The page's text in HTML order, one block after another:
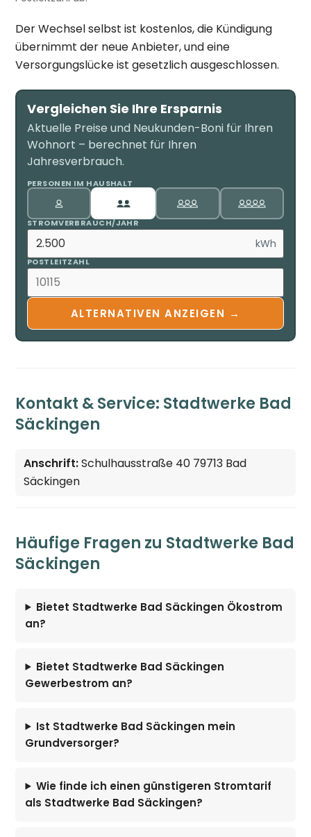
Der Wechsel selbst ist kostenlos, die Kündigung
übernimmt der neue Anbieter, und eine
Versorgungslücke ist gesetzlich ausgeschlossen.
Vergleichen Sie Ihre Ersparnis
Aktuelle Preise und Neukunden-Boni für Ihren
Wohnort – berechnet für Ihren
Jahresverbrauch.
PERSONEN IM HAUSHALT
STROMVERBRAUCH/JAHR
kWh
POSTLEITZAHL
ALTERNATIVEN ANZEIGEN →
Kontakt & Service: Stadtwerke Bad
Säckingen
Anschrift:Schulhausstraße 40 79713 Bad
Säckingen
Häufige Fragen zu Stadtwerke Bad
Säckingen
Bietet Stadtwerke Bad Säckingen Ökostrom
an?
Bietet Stadtwerke Bad Säckingen
Gewerbestrom an?
Ist Stadtwerke Bad Säckingen mein
Grundversorger?
Wie finde ich einen günstigeren Stromtarif
als Stadtwerke Bad Säckingen?